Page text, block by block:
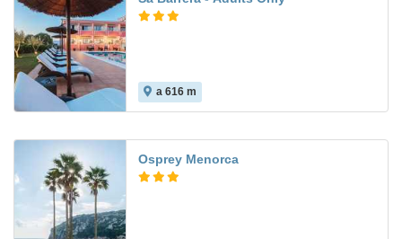
a 616 m
Osprey Menorca